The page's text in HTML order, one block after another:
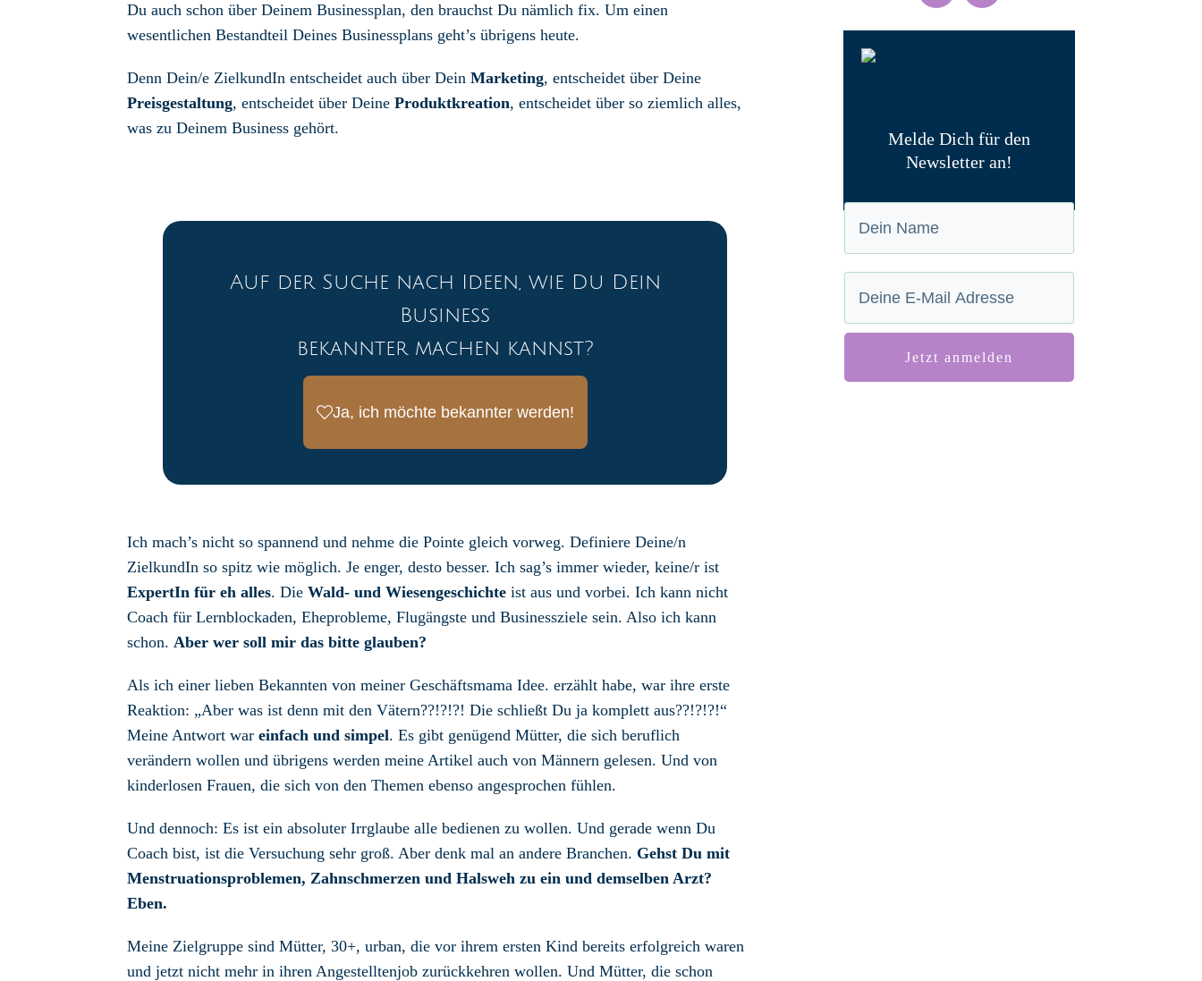
Du auch schon über Deinem Businessplan, den brauchst Du nämlich fix. Um einen
wesentlichen Bestandteil Deines Businessplans geht’s übrigens heute.
Denn Dein/e ZielkundIn entscheidet auch über Dein Marketing, entscheidet über Deine
Preisgestaltung, entscheidet über Deine Produktkreation, entscheidet über so ziemlich alles,
was zu Deinem Business gehört.
Auf der Suche nach Ideen, wie Du Dein
Business
bekannter machen kannst?
Ja, ich möchte bekannter werden!
Ich mach’s nicht so spannend und nehme die Pointe gleich vorweg. Definiere Deine/n
ZielkundIn so spitz wie möglich. Je enger, desto besser. Ich sag’s immer wieder, keine/r ist
ExpertIn für eh alles. Die Wald- und Wiesengeschichte ist aus und vorbei. Ich kann nicht
Coach für Lernblockaden, Eheprobleme, Flugängste und Businessziele sein. Also ich kann
schon. Aber wer soll mir das bitte glauben?
Als ich einer lieben Bekannten von meiner Geschäftsmama Idee. erzählt habe, war ihre erste
Reaktion: „Aber was ist denn mit den Vätern??!?!?! Die schließt Du ja komplett aus??!?!?!“
Meine Antwort war einfach und simpel. Es gibt genügend Mütter, die sich beruflich
verändern wollen und übrigens werden meine Artikel auch von Männern gelesen. Und von
kinderlosen Frauen, die sich von den Themen ebenso angesprochen fühlen.
Und dennoch: Es ist ein absoluter Irrglaube alle bedienen zu wollen. Und gerade wenn Du
Coach bist, ist die Versuchung sehr groß. Aber denk mal an andere Branchen. Gehst Du mit
Menstruationsproblemen, Zahnschmerzen und Halsweh zu ein und demselben Arzt?
Eben.
Meine Zielgruppe sind Mütter, 30+, urban, die vor ihrem ersten Kind bereits erfolgreich waren
und jetzt nicht mehr in ihren Angestelltenjob zurückkehren wollen. Und Mütter, die schon
Melde Dich für den
Newsletter an!
Jetzt anmelden